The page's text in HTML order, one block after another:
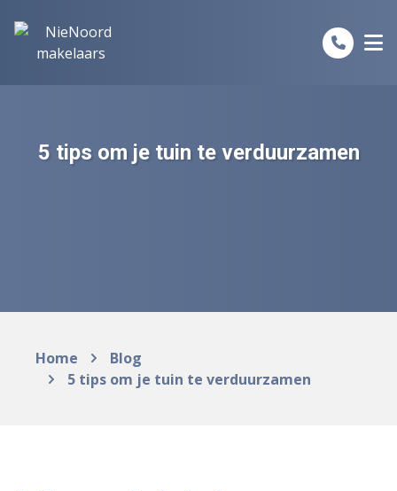
5 tips om je tuin te verduurzamen
Home
Blog
5 tips om je tuin te verduurzamen